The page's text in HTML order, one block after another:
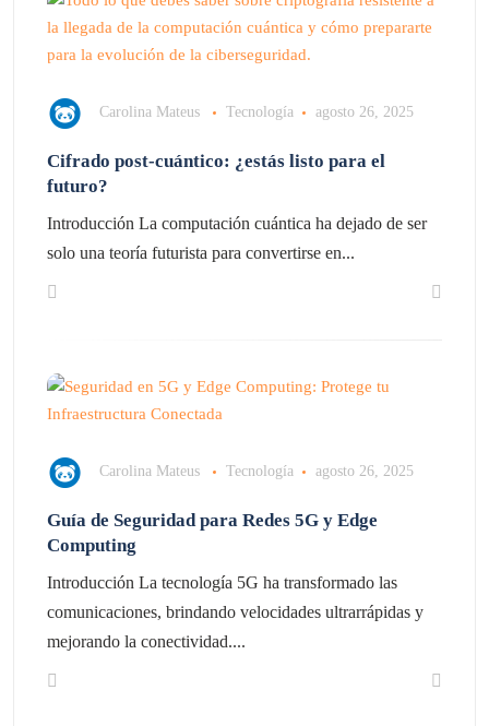
Carolina Mateus Tecnología agosto 26, 2025
Cifrado post-cuántico: ¿estás listo para el
futuro?
Introducción La computación cuántica ha dejado de ser
solo una teoría futurista para convertirse en...
Carolina Mateus Tecnología agosto 26, 2025
Guía de Seguridad para Redes 5G y Edge
Computing
Introducción La tecnología 5G ha transformado las
comunicaciones, brindando velocidades ultrarrápidas y
mejorando la conectividad....